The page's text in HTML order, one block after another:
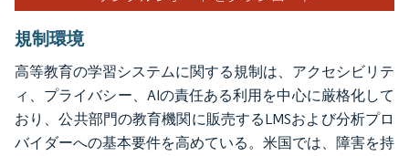
規制環境
高等教育の学習システムに関する規制は、アクセシビリテ
ィ、プライバシー、AIの責任ある利用を中心に厳格化して
おり、公共部門の教育機関に販売するLMSおよび分析プロ
バイダーへの基本要件を高めている。米国では、障害を持